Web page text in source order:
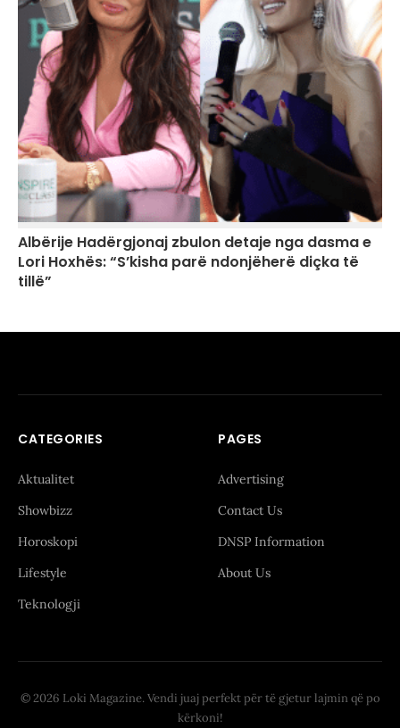
Albërije Hadërgjonaj zbulon detaje nga dasma e
Lori Hoxhës: “S’kisha parë ndonjëherë diçka të
tillë”
CATEGORIES
Aktualitet
Showbizz
Horoskopi
Lifestyle
Teknologji
PAGES
Advertising
Contact Us
DNSP Information
About Us
© 2026 Loki Magazine. Vendi juaj perfekt për të gjetur lajmin që po
kërkoni!